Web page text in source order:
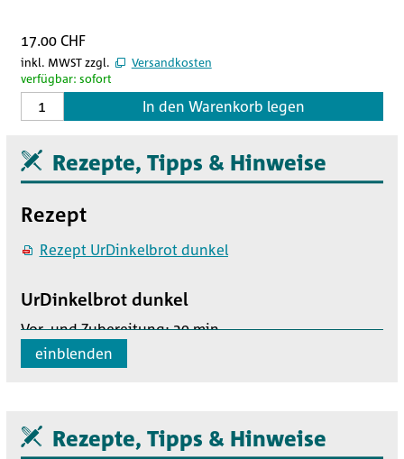
17.00 CHF
inkl. MWST zzgl.
Versandkosten
verfügbar: sofort
In den Warenkorb legen
Rezepte, Tipps & Hinweise
Rezept
Rezept UrDinkelbrot dunkel
UrDinkelbrot dunkel
Vor- und Zubereitung: 20 min
Stockgare: 1.5 h
Stückgare: 30 min
Zutaten für 2 Brote oder 8 - 10 Brötli
einblenden
Rezepte, Tipps & Hinweise